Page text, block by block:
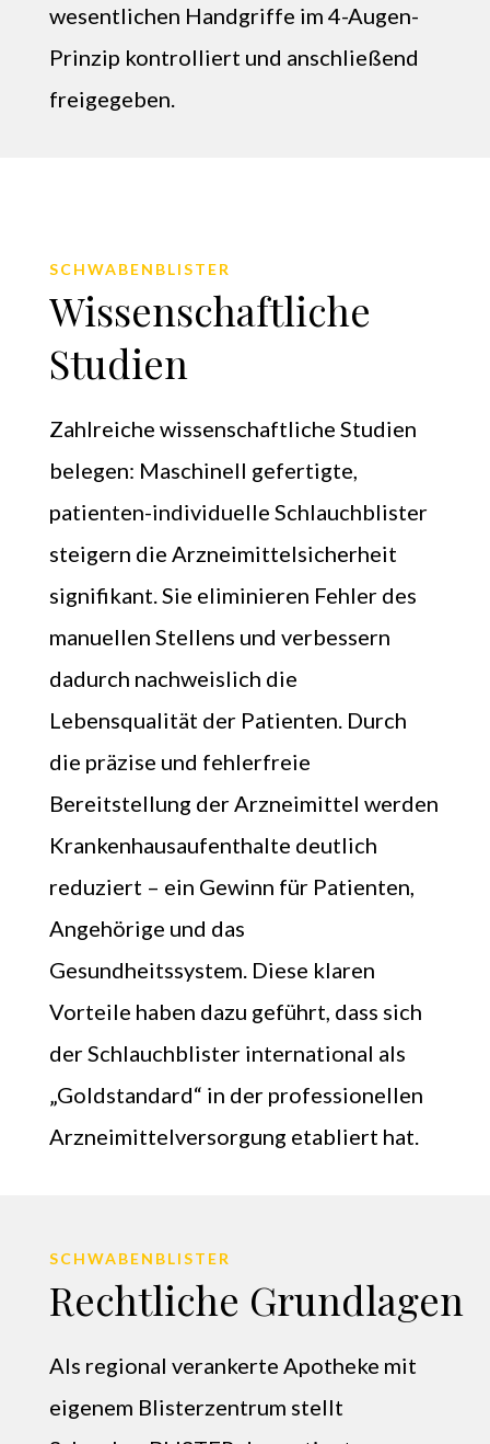
wesentlichen Handgriffe im 4-Augen-
Prinzip kontrolliert und anschließend
freigegeben.
SCHWABENBLISTER
Rechtliche Grundlagen
Als regional verankerte Apotheke mit
eigenem Blisterzentrum stellt
SCHWABENBLISTER
Wissenschaftliche
Studien
Zahlreiche wissenschaftliche Studien
belegen: Maschinell gefertigte,
patienten-individuelle Schlauchblister
steigern die Arzneimittelsicherheit
signifikant. Sie eliminieren Fehler des
manuellen Stellens und verbessern
dadurch nachweislich die
Lebensqualität der Patienten. Durch
die präzise und fehlerfreie
Bereitstellung der Arzneimittel werden
Krankenhausaufenthalte deutlich
reduziert – ein Gewinn für Patienten,
Angehörige und das
Gesundheitssystem. Diese klaren
Vorteile haben dazu geführt, dass sich
der Schlauchblister international als
„Goldstandard“ in der professionellen
Arzneimittelversorgung etabliert hat.